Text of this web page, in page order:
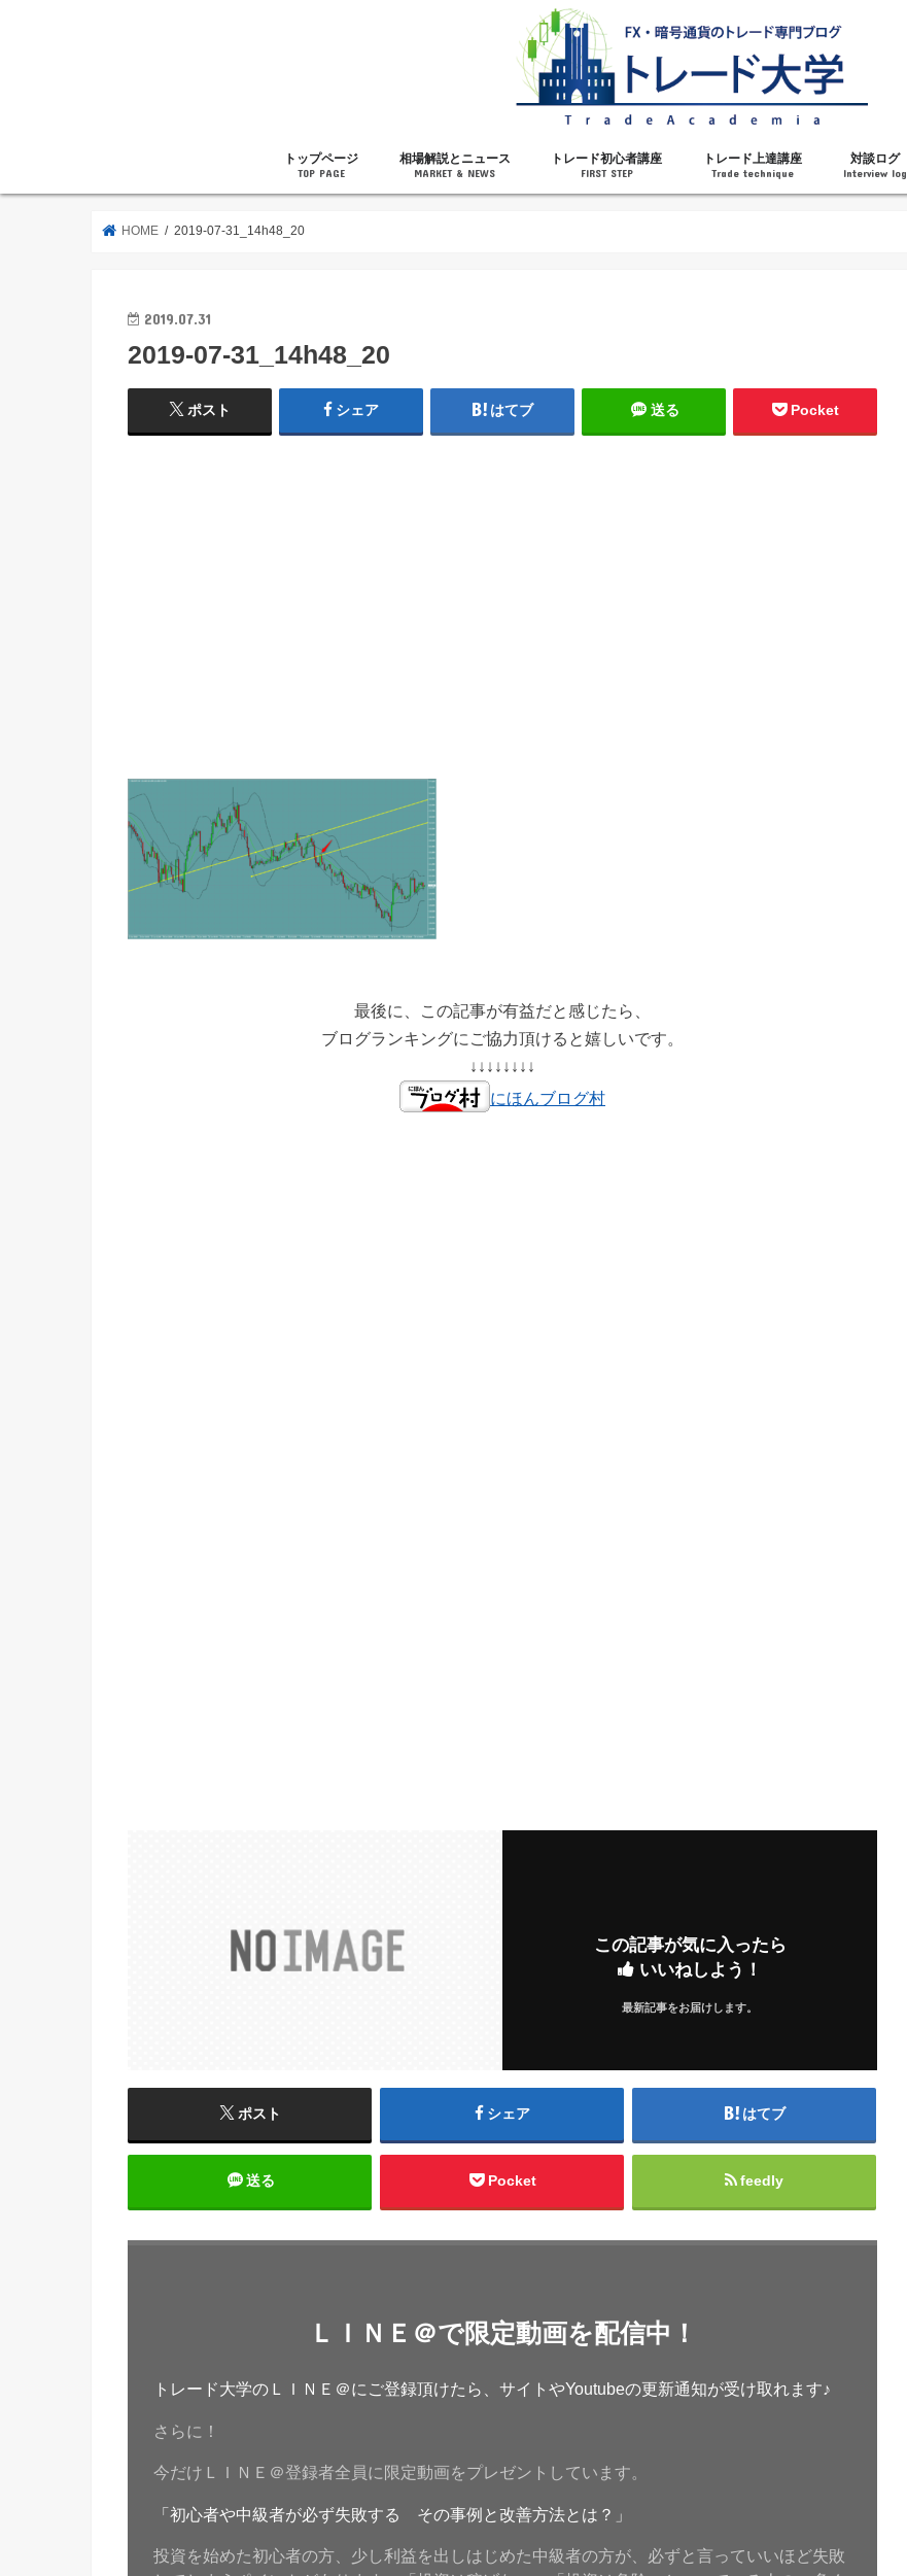
トップページ
TOP PAGE
相場解説とニュース
MARKET & NEWS
トレード初心者講座
FIRST STEP
トレード上達講座
Trade technique
対談ログ
Interview log
HOME 2019-07-31_14h48_20
2019.07.31
2019-07-31_14h48_20
ポスト シェア はてブ 送る Pocket
最後に、この記事が有益だと感じたら、
ブログランキングにご協力頂けると嬉しいです。
↓↓↓↓↓↓↓↓
にほんブログ村
この記事が気に入ったら
いいねしよう！
最新記事をお届けします。
ポスト シェア はてブ
送る Pocket feedly
ＬＩＮＥ＠で限定動画を配信中！
トレード大学のＬＩＮＥ＠にご登録頂けたら、サイトやYoutubeの更新通知が受け取れます♪
さらに！
今だけＬＩＮＥ＠登録者全員に限定動画をプレゼントしています。
「初心者や中級者が必ず失敗する その事例と改善方法とは？」
投資を始めた初心者の方、少し利益を出しはじめた中級者の方が、必ずと言っていいほど失敗